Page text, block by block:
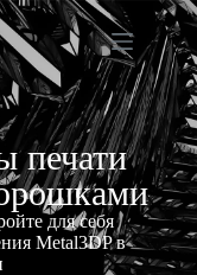
печати
для себя
Metal3DP в